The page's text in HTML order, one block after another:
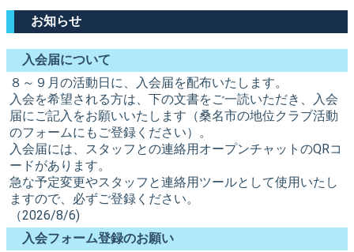
お知らせ
入会届について
８～９月の活動日に、入会届を配布いたします。
入会を希望される方は、下の文書をご一読いただき、入会
届にご記入をお願いいたします（桑名市の地位クラブ活動
のフォームにもご登録ください）。
入会届には、スタッフとの連絡用オープンチャットのQRコ
ードがあります。
急な予定変更やスタッフと連絡用ツールとして使用いたし
ますので、必ずご登録ください。
（2026/8/6)
入会フォーム登録のお願い